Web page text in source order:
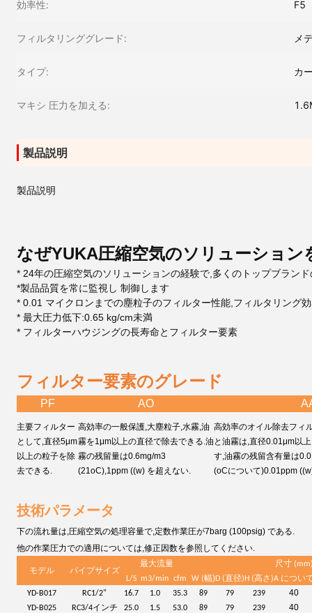
効率性: F5
フィルタリンググレード: メ
タイプ: カ
マキシ 圧力を加える:
製品説明
製品説明
なぜYUKA圧縮空気のソリューショ
* 24年の圧縮空気のソリューションの経験で,多くのトップブラン
*製品品質を常に監視し 制御します
* 0.01 マイクロンまでの塵粒子のフィルター性能,フィルタリング
* 最大圧力低下:0.65 kg/cm未満
* フィルターハウジングの長寿命と フィルター要素
フィルター要素のグレード
PF AO
主要フィルター
として,直径5μm
以上の粒子を除
去できる.
高効率の一般保護,大塵粒子,水霧,油
霧を1μm以上の直径で除去できる.油
霧の残留量は0.6mg/m3
(21oC),1ppm ((w) を超えない.
高効率のオイル除去フィ
と油霧は,直径0.01μm以
す,油霧の残留含有量は
(oCについて)0.01ppm
技術パラメータ
下の流れ量は,圧縮空気の処理容量で,定数作業圧が7barg (100psig) である.
他の作業圧力での適用については,修正因数を参照してください.
モデル パイプサイズ
最大流量
尺寸
L/S m3/min cfm W (幅)D (直径) H (高さ)A につい
YD-B017
RC1/2" 16.7 1.0 35.3 89 79 239 40
YD-B025 RC3/4インチ 25.0 1.5 53.0 89 79 239 40